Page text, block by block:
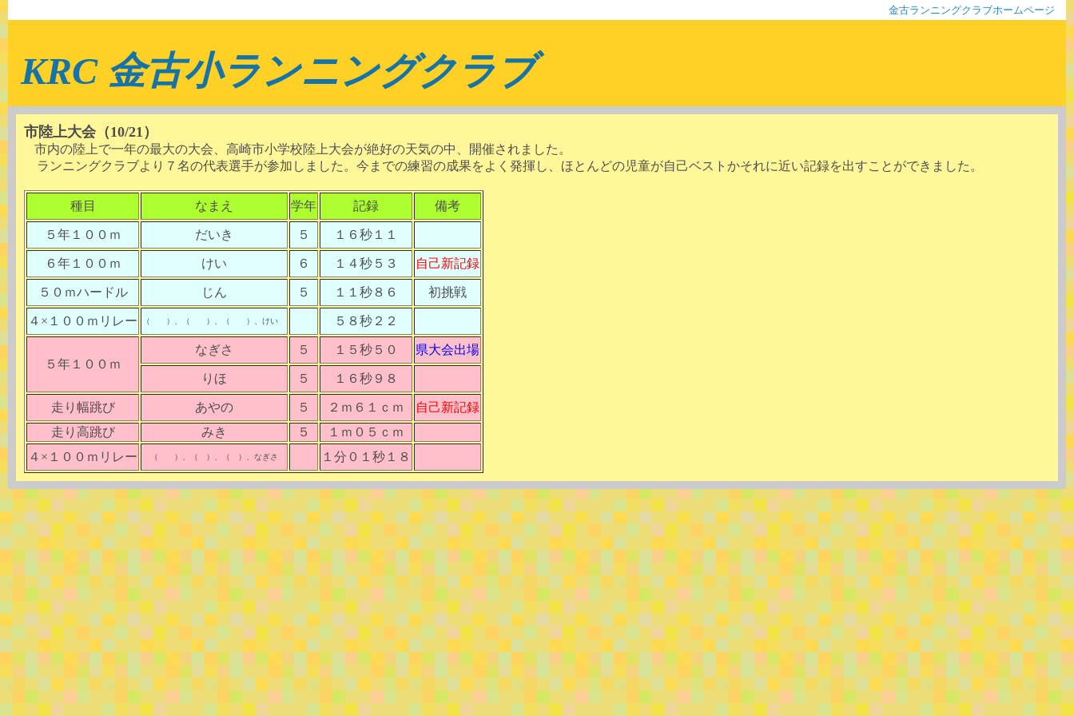
金古ランニングクラブホームページ
KRC 金古小ランニングクラブ
市陸上大会（10/21）
市内の陸上で一年の最大の大会、高崎市小学校陸上大会が絶好の天気の中、開催されました。
ランニングクラブより７名の代表選手が参加しました。今までの練習の成果をよく発揮し、ほとんどの児童が自己ベストかそれに近い記録を出すことができました。
種目 なまえ 学年 記録 備考
５年１００ｍ だいき ５ １６秒１１
６年１００ｍ けい ６ １４秒５３ 自己新記録
５０ｍハードル じん ５ １１秒８６ 初挑戦
４×１００ｍリレー （ ）、（ ）、（ ）、けい ５８秒２２
５年１００ｍ
なぎさ ５ １５秒５０ 県大会出場
りほ ５ １６秒９８
走り幅跳び あやの ５ ２ｍ６１ｃｍ
自己新記録
走り高跳び
みき ５
１ｍ０５ｃｍ
４×１００ｍリレー
（ ）、（ ）、（ ）、なぎさ １分０１秒１８